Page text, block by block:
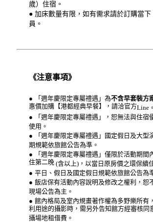
歲）住宿。
● 加床數量有限，如有需求請於訂購當
員。
《注意事項》
● 「週年慶限定專屬禮遇」為不含早套裝方
惠價加購【港都經典早餐】，請洽官方Line。
● 「週年慶限定專屬禮遇」，恕無法與住宿
使用。
● 「週年慶限定專屬禮遇」國定假日及大型
期規範依旅館公告為準。
● 「週年慶限定專屬禮遇」僅限於活動期間
住第二晚(含以上)，以當日原房價之環保續
● 平日、假日及國定假日規範依旅館公告為
● 飯店保有活動內容說明及修改之權利，恕
現場公告為主。
● 館內格局及室內規畫著作權為多野樂所有
利⽤途的攝影時，需另外告知館方經審核同
攝場地租借費。